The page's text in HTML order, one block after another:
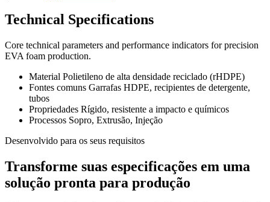
Technical Specifications
Core technical parameters and performance indicators for precision
EVA foam production.
Material Polietileno de alta densidade reciclado (rHDPE)
Fontes comuns Garrafas HDPE, recipientes de detergente,
tubos
Propriedades Rígido, resistente a impacto e químicos
Processos Sopro, Extrusão, Injeção
Desenvolvido para os seus requisitos
Transforme suas especificações em uma
solução pronta para produção